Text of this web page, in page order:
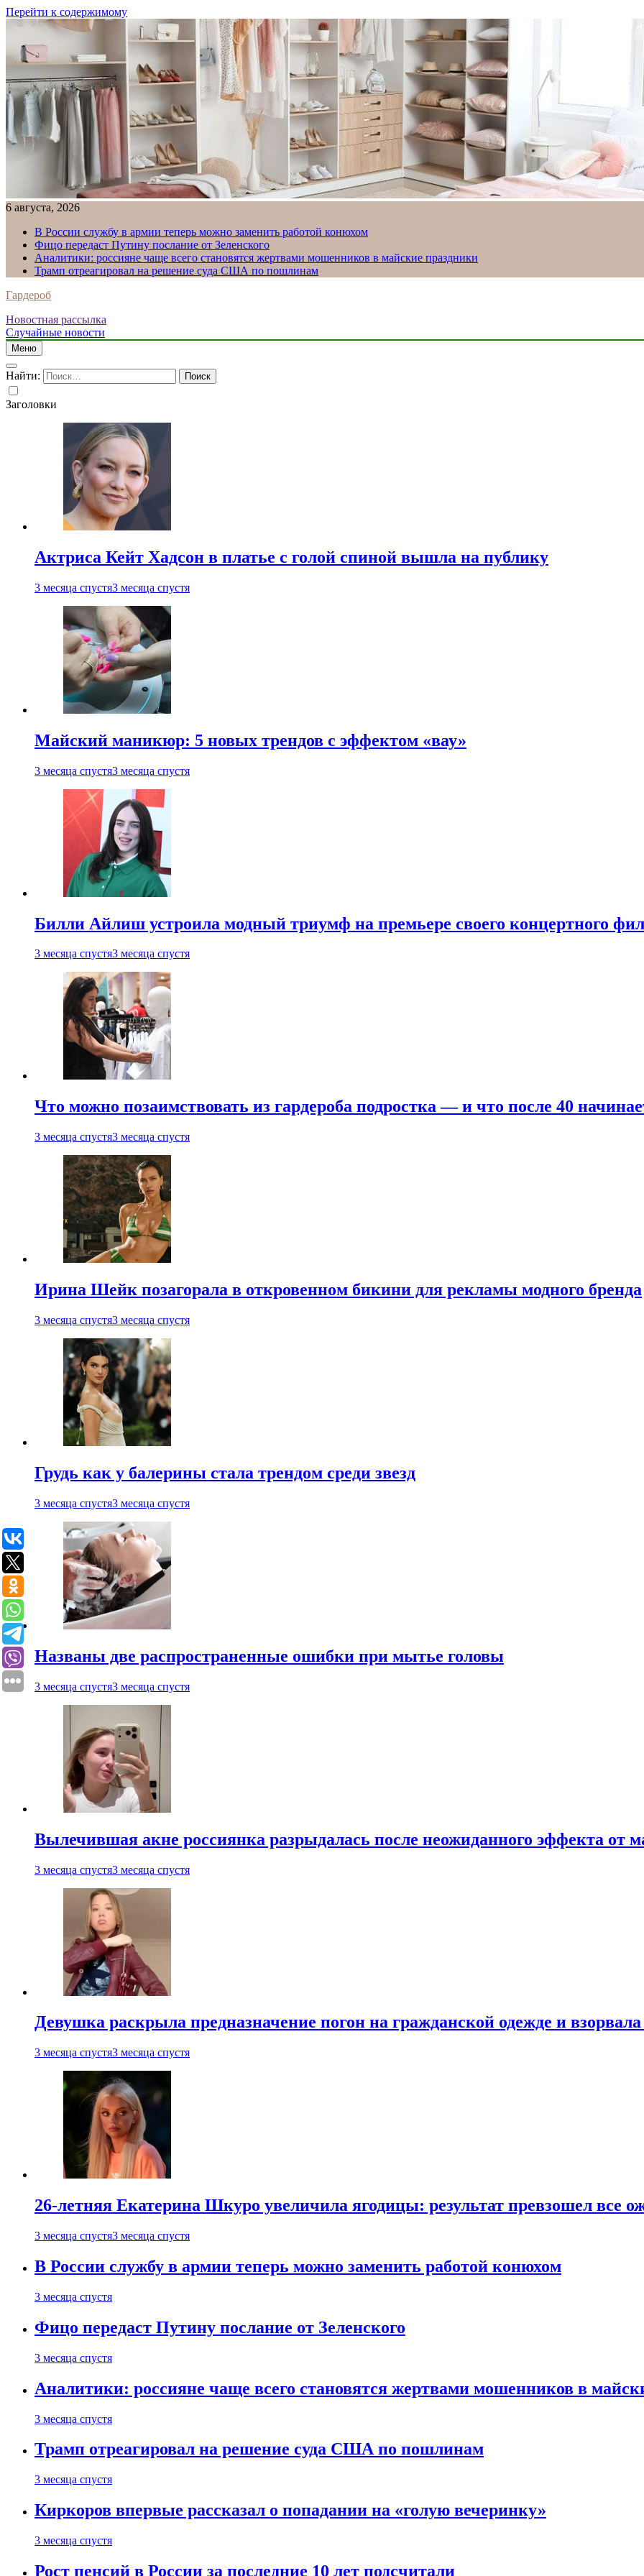
Перейти к содержимому
6 августа, 2026
В России службу в армии теперь можно заменить работой конюхом
Фицо передаст Путину послание от Зеленского
Аналитики: россияне чаще всего становятся жертвами мошенников в майские праздники
Трамп отреагировал на решение суда США по пошлинам
Гардероб
Новостная рассылка
Случайные новости
Меню
Найти:
Заголовки
Актриса Кейт Хадсон в платье с голой спиной вышла на публику
3 месяца спустя3 месяца спустя
Майский маникюр: 5 новых трендов с эффектом «вау»
3 месяца спустя3 месяца спустя
Билли Айлиш устроила модный триумф на премьере своего концертного
3 месяца спустя3 месяца спустя
Что можно позаимствовать из гардероба подростка — и что после 40
3 месяца спустя3 месяца спустя
Ирина Шейк позагорала в откровенном бикини для рекламы модного бренда
3 месяца спустя3 месяца спустя
Грудь как у балерины стала трендом среди звезд
3 месяца спустя3 месяца спустя
Названы две распространенные ошибки при мытье головы
3 месяца спустя3 месяца спустя
Вылечившая акне россиянка разрыдалась после неожиданного эффекта от
3 месяца спустя3 месяца спустя
Девушка раскрыла предназначение погон на гражданской одежде и взорвала
3 месяца спустя3 месяца спустя
26-летняя Екатерина Шкуро увеличила ягодицы: результат превзошел все
3 месяца спустя3 месяца спустя
В России службу в армии теперь можно заменить работой конюхом
3 месяца спустя
Фицо передаст Путину послание от Зеленского
3 месяца спустя
Аналитики: россияне чаще всего становятся жертвами мошенников в
3 месяца спустя
Трамп отреагировал на решение суда США по пошлинам
3 месяца спустя
Киркоров впервые рассказал о попадании на «голую вечеринку»
3 месяца спустя
Рост пенсий в России за последние 10 лет подсчитали